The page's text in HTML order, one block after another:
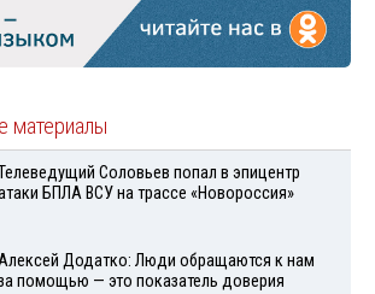
материалы
Соловьев попал в эпицентр
БПЛА ВСУ на трассе «Новороссия»
Додатко: Люди обращаются к нам
помощью — это показатель доверия